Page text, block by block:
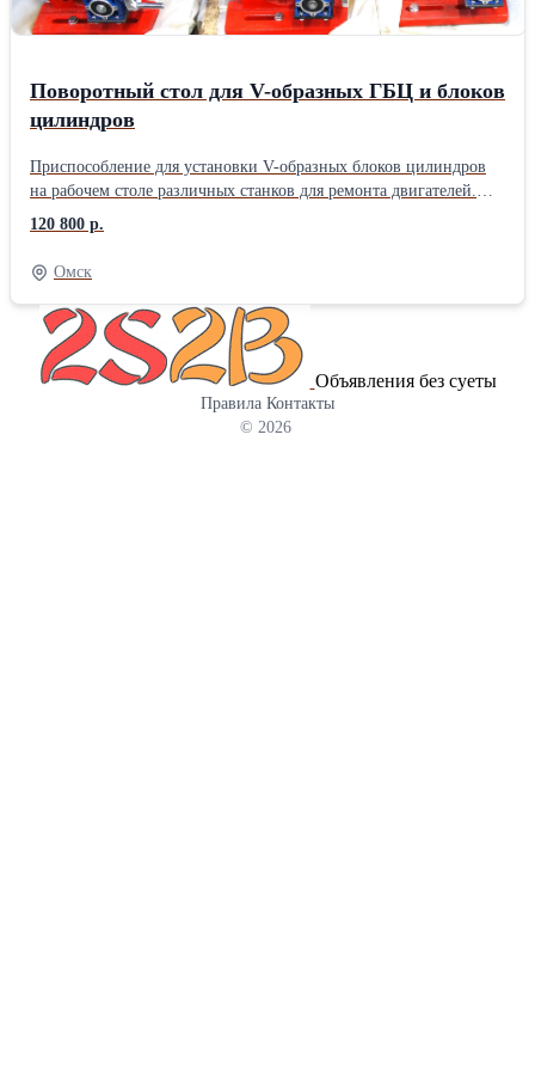
Поворотный стол для V-образных ГБЦ и блоков
цилиндров
Приспособление для установки V-образных блоков цилиндров
на рабочем столе различных станков для ремонта двигателей.
Конструкция стола позволяет смещать деталь в два направления
в пределах 0-45 градусов. Габаритный размер конструкции:
970х290х270 мм; Размер стола: 285х650 мм; Максимальная
длина устанавливаемой детали: 730 мм; Масса: 90 кг.
120 800 р.
Омск
Объявления без суеты
Правила Контакты
© 2026